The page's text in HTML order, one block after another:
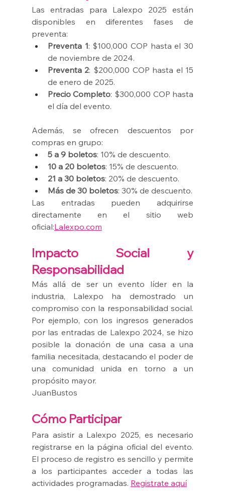
Las entradas para Lalexpo 2025 están
disponibles en diferentes fases de
preventa:
Preventa 1: $100,000 COP hasta el 30
de noviembre de 2024.
Preventa 2: $200,000 COP hasta el 15
de enero de 2025.
Precio Completo: $300,000 COP hasta
el día del evento.
Además, se ofrecen descuentos por
compras en grupo:
5 a 9 boletos: 10% de descuento.
10 a 20 boletos: 15% de descuento.
21 a 30 boletos: 20% de descuento.
Más de 30 boletos: 30% de descuento.
Las entradas pueden adquirirse
directamente en el sitio web
oficial:Lalexpo.com
Impacto Social y
Responsabilidad
Más allá de ser un evento líder en la
industria, Lalexpo ha demostrado un
compromiso con la responsabilidad social.
Por ejemplo, con los ingresos generados
por las entradas de Lalexpo 2024, se hizo
posible la donación de una casa a una
familia necesitada, destacando el poder de
una comunidad unida en torno a un
propósito mayor.
JuanBustos
Cómo Participar
Para asistir a Lalexpo 2025, es necesario
registrarse en la página oficial del evento.
El proceso de registro es sencillo y permite
a los participantes acceder a todas las
actividades programadas. Registrate aquí